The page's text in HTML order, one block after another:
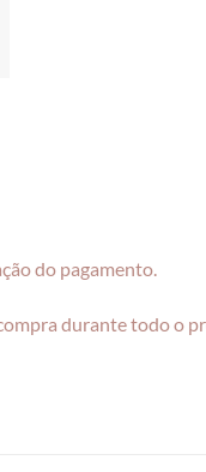
do pagamento.
durante todo o